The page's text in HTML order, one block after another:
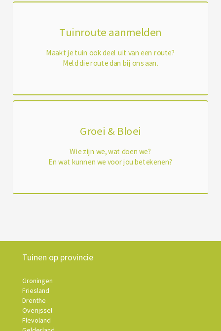
Tuinroute aanmelden
Maakt je tuin ook deel uit van een route?
Meld die route dan bij ons aan.
Groei & Bloei
Wie zijn we, wat doen we?
En wat kunnen we voor jou betekenen?
Tuinen op provincie
Groningen
Friesland
Drenthe
Overijssel
Flevoland